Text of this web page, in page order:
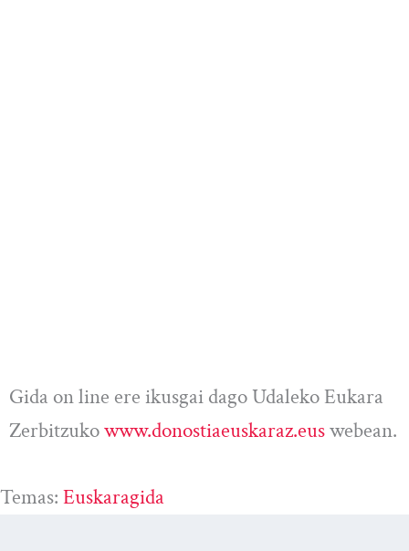
Gida on line ere ikusgai dago Udaleko Eukara
Zerbitzukowww.donostiaeuskaraz.euswebean.
Temas: Euskaragida